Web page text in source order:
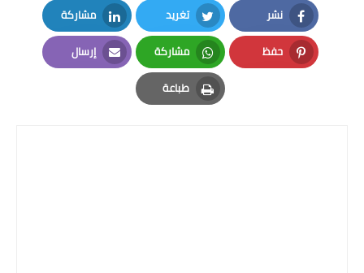
نشر
Facebook
تغريد
Twitter
مشاركة
LinkedIn
حفظ
Pinterest
مشاركة
Whatsapp
إرسال
Email
طباعة
Print